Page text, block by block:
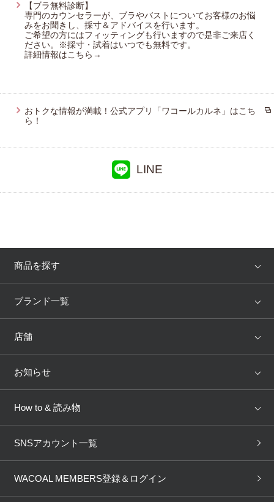
ワコールサイズオーダー
OUR WACOAL
アツコマタノ
【ブラ無料診断】
専門のカウンセラーが、ブラやバストについてお客様のお悩
みをお聞きし、採寸＆アドバイスを行います。
ご希望の方にはフィッティングも行いますので是非ご来店く
ださい。※採寸・試着はいつでも無料です。
詳細情報はこちら→
おトクな情報が満載！公式アプリ「ワコールカルネ」はこち
ら！
LINE
商品を探す
アイテム
トピックス
ブランド一覧
WACOAL
AMPHI une nana cool
OUR WACOAL
WACOAL Remamma Mens Innerwear
店舗
店舗を探す
ブラ無料診断
3Dボディスキャン
お知らせ
新着情報
商品回収
How to & 読み物
下着の基礎知識
ブラパン ワコールスタイル
SNSアカウント一覧
WACOAL MEMBERS登録＆ログイン